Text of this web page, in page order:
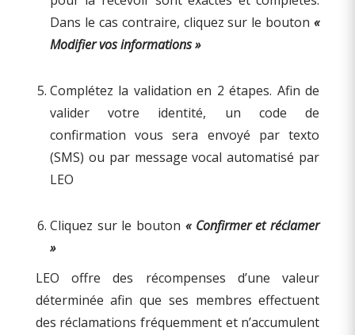
Dans le cas contraire, cliquez sur le bouton«
Modifier vos informations »
Complétez la validation en 2 étapes. Afin de
valider votre identité, un code de
confirmation vous sera envoyé par texto
(SMS) ou par message vocal automatisé par
LEO
Cliquez sur le bouton « Confirmer et réclamer
»
LEO offre des récompenses d’une valeur
déterminée afin que ses membres effectuent
des réclamations fréquemment et n’accumulent